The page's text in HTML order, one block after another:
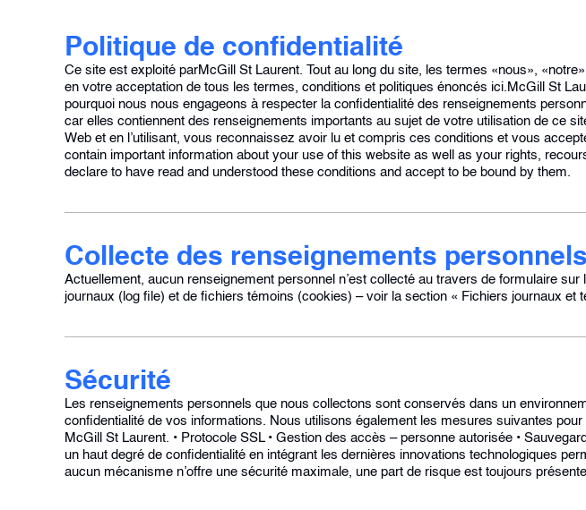
Politique de confidentialité
Ce site est exploité parMcGill St Laurent. Tout au long du site, les termes «nous»,
en votre acceptation de tous les termes, conditions et politiques énoncés ici.McGill St
pourquoi nous nous engageons à respecter la confidentialité des renseignements
car elles contiennent des renseignements importants au sujet de votre utilisation de ce
Web et en l’utilisant, vous reconnaissez avoir lu et compris ces conditions et vous
contain important information about your use of this website as well as your rights,
declare to have read and understood these conditions and accept to be bound by them.
Collecte des renseignements personnels
Actuellement, aucun renseignement personnel n’est collecté au travers de formulaire
journaux (log file) et de fichiers témoins (cookies) – voir la section « Fichiers journaux et
Sécurité
Les renseignements personnels que nous collectons sont conservés dans un
confidentialité de vos informations. Nous utilisons également les mesures suivantes
McGill St Laurent. • Protocole SSL • Gestion des accès – personne autorisée •
un haut degré de confidentialité en intégrant les dernières innovations technologiques
aucun mécanisme n’offre une sécurité maximale, une part de risque est toujours